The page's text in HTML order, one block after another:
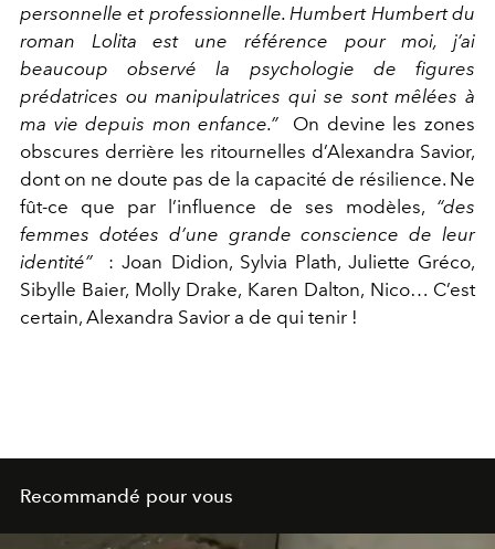
personnelle et professionnelle. Humbert Humbert du
roman Lolita est une référence pour moi, j’ai
beaucoup observé la psychologie de figures
prédatrices ou manipulatrices qui se sont mêlées à
ma vie depuis mon enfance.”
On devine les zones
obscures derrière les ritournelles d’Alexandra Savior,
dont on ne doute pas de la capacité de résilience. Ne
fût-ce que par l’influence de ses modèles, “des
femmes dotées d’une grande conscience de leur
identité”
: Joan Didion, Sylvia Plath, Juliette Gréco,
Sibylle Baier, Molly Drake, Karen Dalton, Nico… C’est
certain, Alexandra Savior a de qui tenir !
Recommandé pour vous